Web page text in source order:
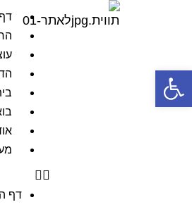
דף
פתח סרגל נגישות